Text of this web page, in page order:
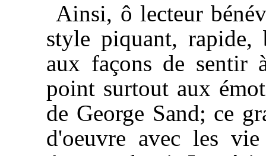
Ainsi, ô lecteur
style piquant, rapide,
aux façons de sentir
point surtout aux
de George Sand; ce
d'oeuvre avec les